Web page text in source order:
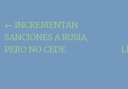
Navegación
de
← INCREMENTAN
SANCIONES A RUSIA,
PERO NO CEDE